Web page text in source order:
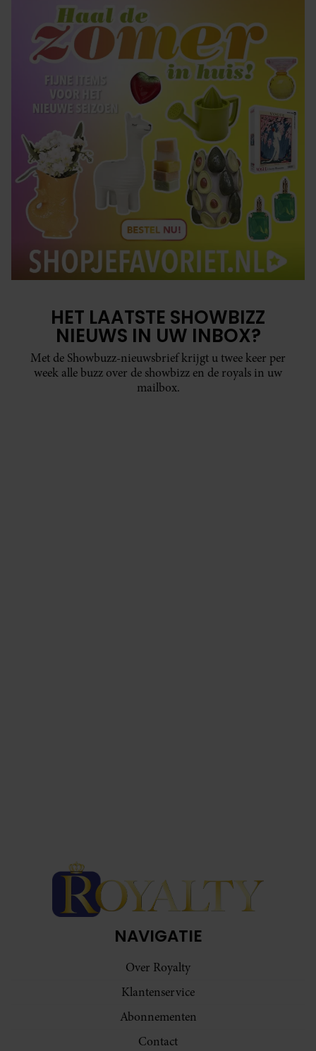
HET LAATSTE SHOWBIZZ
NIEUWS IN UW INBOX?
Met de Showbuzz-nieuwsbrief krijgt u twee keer per
week alle buzz over de showbizz en de royals in uw
mailbox.
NAVIGATIE
Over Royalty
Klantenservice
Abonnementen
Contact